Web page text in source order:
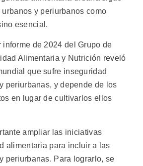
y periurbanos como
esencial.
de 2024 del Grupo de
Alimentaria y Nutrición reveló
que sufre inseguridad
periurbanas, y depende de los
en lugar de cultivarlos ellos
ampliar las iniciativas
alimentaria para incluir a las
periurbanas. Para lograrlo, se